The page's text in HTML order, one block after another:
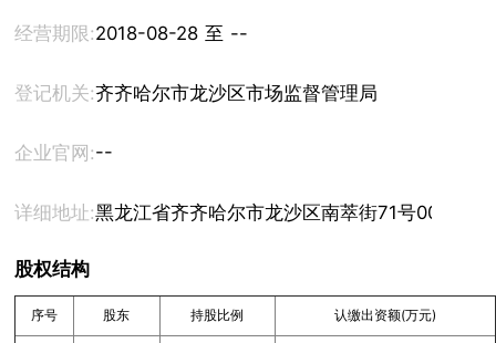
经营期限: 2018-08-28 至 --
登记机关:齐齐哈尔市龙沙区市场监督管理局
企业官网:--
详细地址:黑龙江省齐齐哈尔市龙沙区南萃街71号00单元
股权结构
序号 股东 持股比例 认缴出资额(万元)